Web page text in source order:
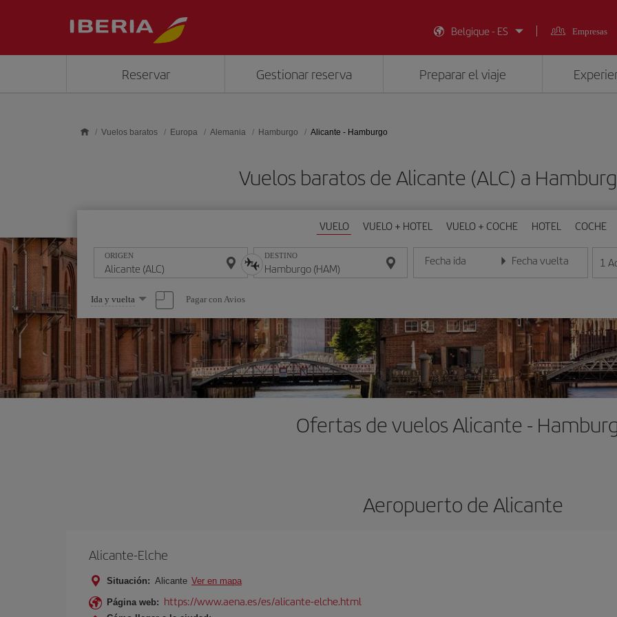
Belgique - ES
Empresas
Reservar Gestionar reserva Preparar el viaje
Vuelos baratos Europa Alemania Hamburgo Alicante - Hamburgo
Vuelos baratos de Alicante (ALC) a
VUELO VUELO + HOTEL VUELO + COCHE HOTEL COCHE
ORIGEN DESTINO Fecha ida
Introduce la fecha en formato día/mes/año
Fecha vuelta
Introduce la fecha en 1
Seleccione
una
opción
Ida y vuelta Pagar con Avios
Ofertas de vuelos Alicante -
Aeropuerto de Alicante
Alicante-Elche
Situación: Alicante Ver en mapa
Página web: https://www.aena.es/es/alicante-elche.html